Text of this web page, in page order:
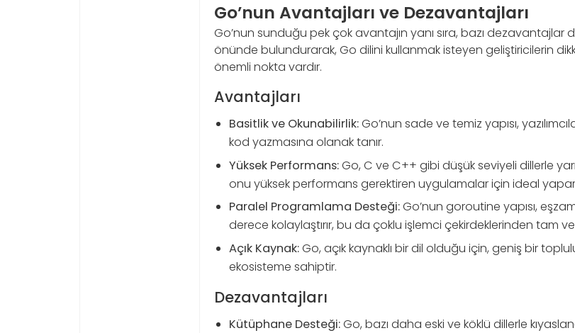
Go’nun Avantajları ve Dezavantajları
Go’nun sunduğu pek çok avantajın yanı sıra, bazı dezavantajlar
önünde bulundurarak, Go dilini kullanmak isteyen geliştiricilerin
önemli nokta vardır.
Avantajları
Basitlik ve Okunabilirlik:Go’nun sade ve temiz yapısı,
kod yazmasına olanak tanır.
Yüksek Performans:Go, C ve C++ gibi düşük seviyeli dillerle
onu yüksek performans gerektiren uygulamalar için ideal
Paralel Programlama Desteği:Go’nun goroutine yapısı,
derece kolaylaştırır, bu da çoklu işlemci çekirdeklerinden tam
Açık Kaynak:Go, açık kaynaklı bir dil olduğu için, geniş bir
ekosisteme sahiptir.
Dezavantajları
Kütüphane Desteği:Go, bazı daha eski ve köklü dillerle